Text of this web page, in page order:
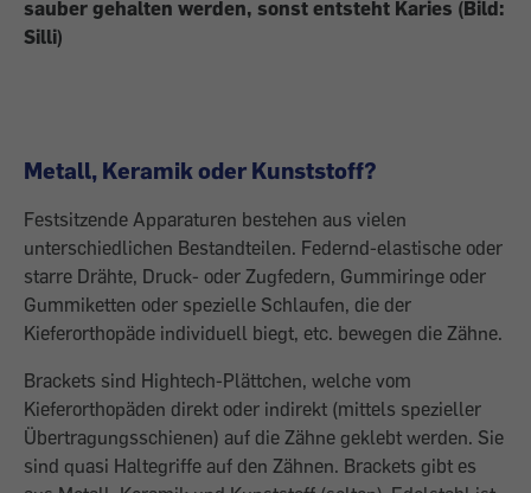
sauber gehalten werden, sonst entsteht Karies (Bild:
Silli)
Metall, Keramik oder Kunststoff?
Festsitzende Apparaturen bestehen aus vielen
unterschiedlichen Bestandteilen. Federnd-elastische oder
starre Drähte, Druck- oder Zugfedern, Gummiringe oder
Gummiketten oder spezielle Schlaufen, die der
Kieferorthopäde individuell biegt, etc. bewegen die Zähne.
Brackets sind Hightech-Plättchen, welche vom
Kieferorthopäden direkt oder indirekt (mittels spezieller
Übertragungsschienen) auf die ­Zähne geklebt werden. Sie
sind quasi Haltegriffe auf den Zähnen. Brackets gibt es